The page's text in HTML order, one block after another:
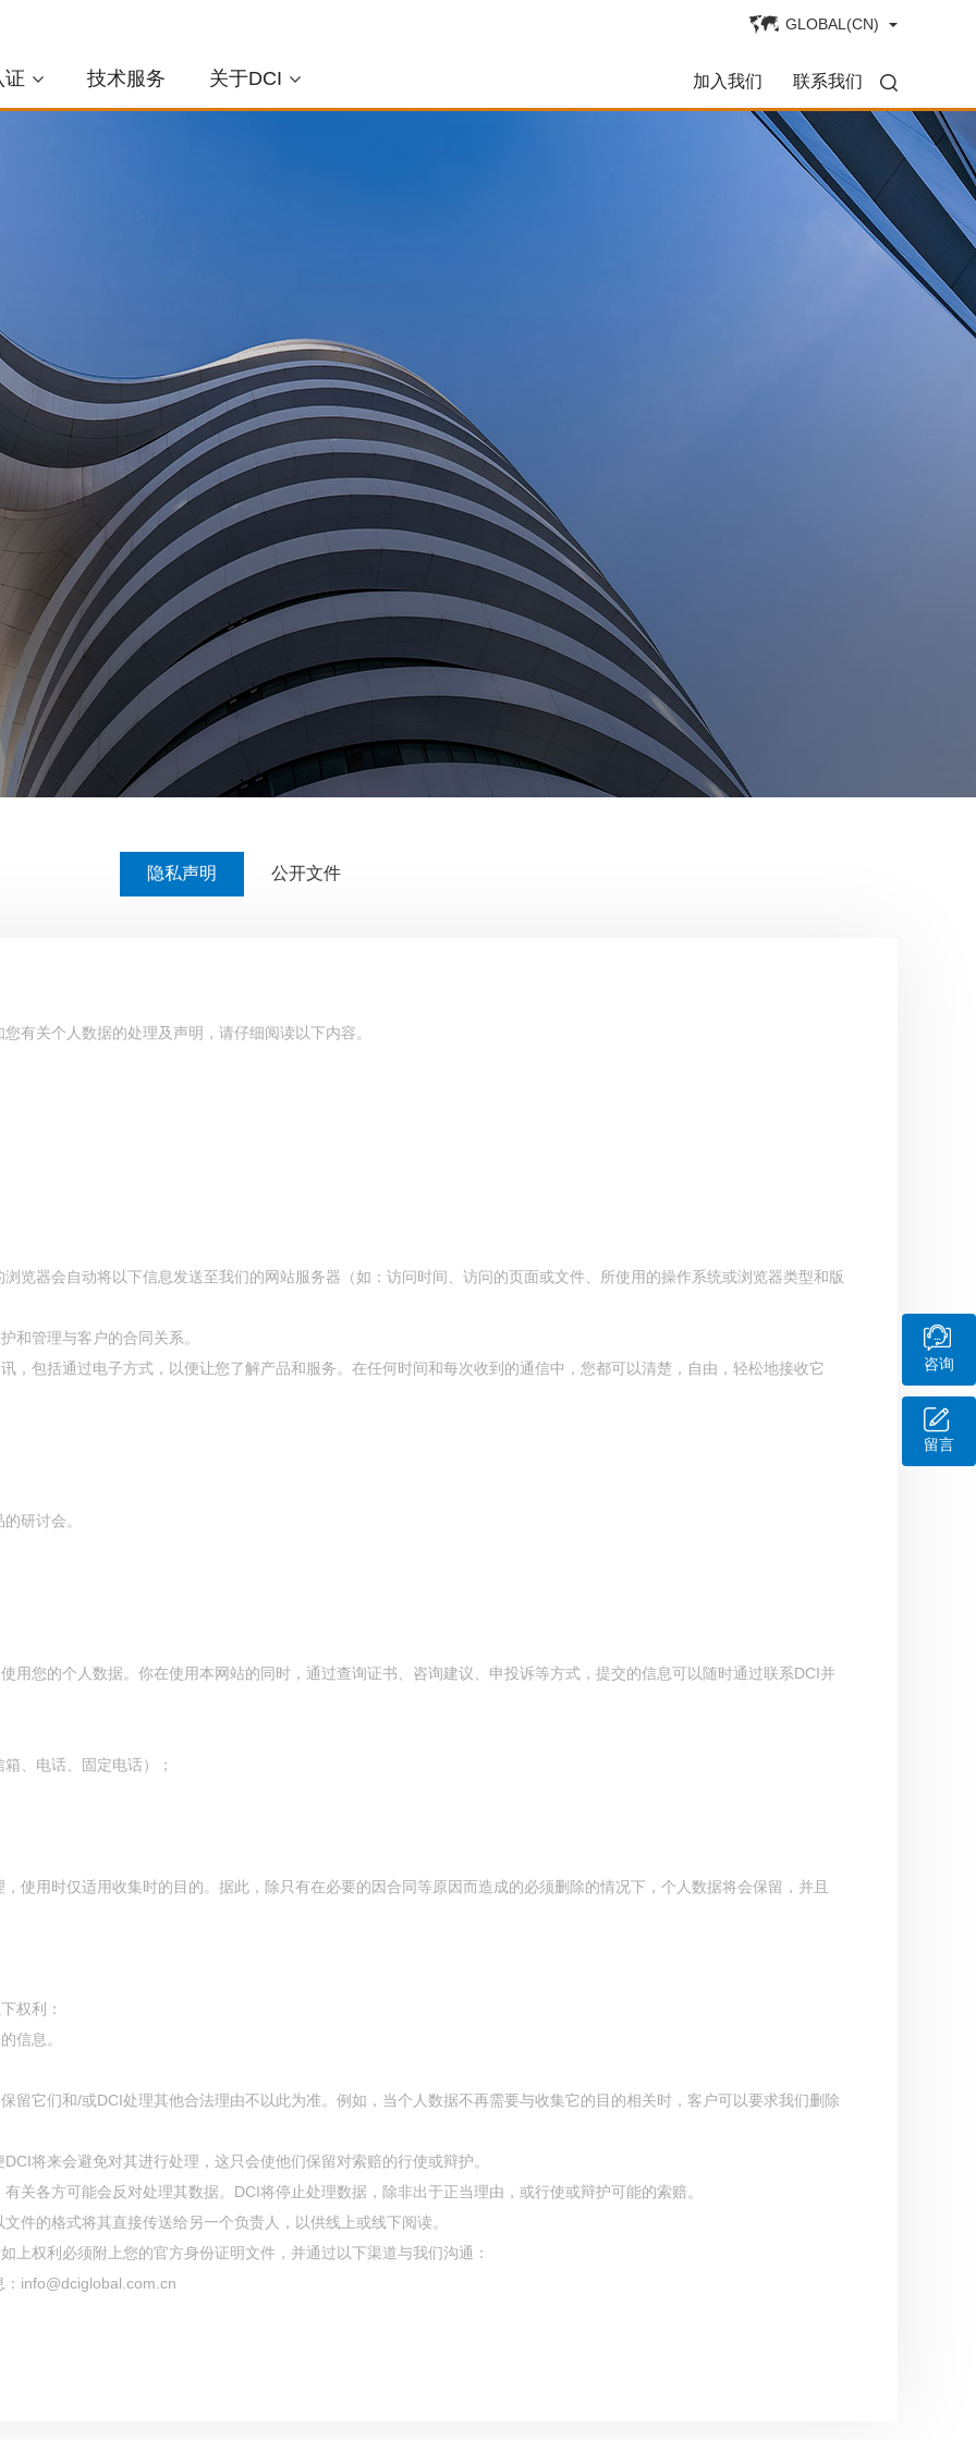
证 技术服务 关于DCI
GLOBAL(CN)
加入我们 联系我们
隐私声明 公开文件
有关个人数据的处理及声明，请仔细阅读以下内容。
览器会自动将以下信息发送至我们的网站服务器（如：访问时间、访问的页面或文件、所使用的操作系统或浏览器类型和版
和管理与客户的合同关系。
，包括通过电子方式，以便让您了解产品和服务。在任何时间和每次收到的通信中，您都可以清楚，自由，轻松地接收它
研讨会。
用您的个人数据。你在使用本网站的同时，通过查询证书、咨询建议、申投诉等方式，提交的信息可以随时通过联系DCI并
、电话、固定电话）；
使用时仅适用收集时的目的。据此，除只有在必要的因合同等原因而造成的必须删除的情况下，个人数据将会保留，并且
权利：
信息。
留它们和/或DCI处理其他合法理由不以此为准。例如，当个人数据不再需要与收集它的目的相关时，客户可以要求我们删除
将来会避免对其进行处理，这只会使他们保留对索赔的行使或辩护。
关各方可能会反对处理其数据。DCI将停止处理数据，除非出于正当理由，或行使或辩护可能的索赔。
件的格式将其直接传送给另一个负责人，以供线上或线下阅读。
上权利必须附上您的官方身份证明文件，并通过以下渠道与我们沟通：
info@dciglobal.com.cn
咨询
留言